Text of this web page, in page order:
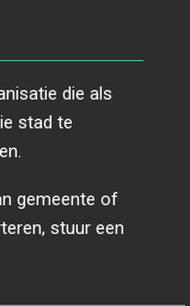
die als
stad te
gemeente of
stuur een